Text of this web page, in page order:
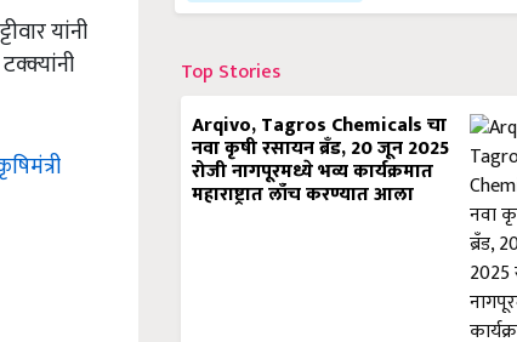
यांनी
Top Stories
Arqivo, Tagros Chemicals चा
नवा कृषी रसायन ब्रँड, 20 जून 2025
रोजी नागपूरमध्ये भव्य कार्यक्रमात
महाराष्ट्रात लाँच करण्यात आला